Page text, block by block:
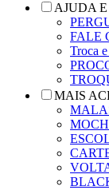
AJUDA E
FALE
Troca
MAIS